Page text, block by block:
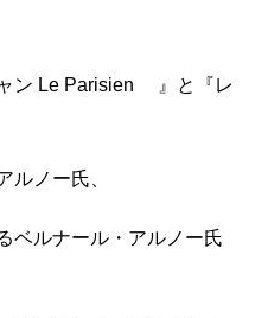
ン Le Parisien 』と『レ
ルノー氏、
ベルナール・アルノー氏